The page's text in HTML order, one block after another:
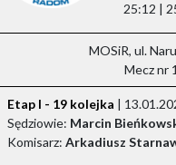
25:12 |
MOSiR, ul.
Mecz nr
Etap I - 19 kolejka |
Sędziowie: Marcin
Komisarz: Arkadiusz